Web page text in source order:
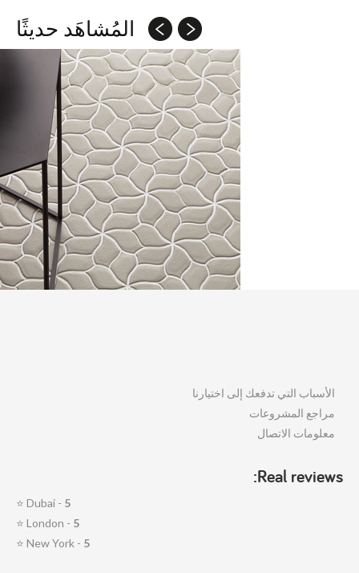
المُشاهَد حديثًا
الأسباب التي تدفعك إلى اختيارنا
مراجع المشروعات
معلومات الاتصال
Real reviews:
Dubai - 5
⭐
London - 5
⭐
New York - 5
⭐